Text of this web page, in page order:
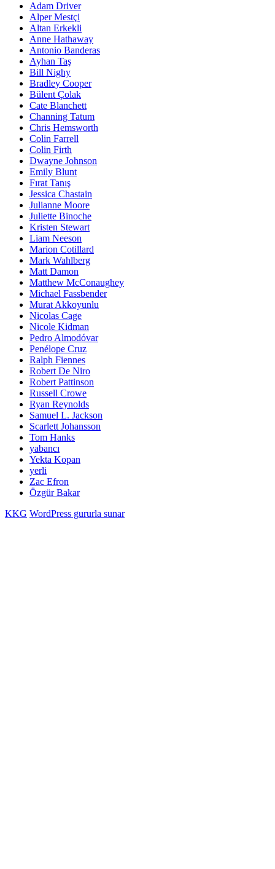
Adam Driver
Alper Mestçi
Altan Erkekli
Anne Hathaway
Antonio Banderas
Ayhan Taş
Bill Nighy
Bradley Cooper
Bülent Çolak
Cate Blanchett
Channing Tatum
Chris Hemsworth
Colin Farrell
Colin Firth
Dwayne Johnson
Emily Blunt
Fırat Tanış
Jessica Chastain
Julianne Moore
Juliette Binoche
Kristen Stewart
Liam Neeson
Marion Cotillard
Mark Wahlberg
Matt Damon
Matthew McConaughey
Michael Fassbender
Murat Akkoyunlu
Nicolas Cage
Nicole Kidman
Pedro Almodóvar
Penélope Cruz
Ralph Fiennes
Robert De Niro
Robert Pattinson
Russell Crowe
Ryan Reynolds
Samuel L. Jackson
Scarlett Johansson
Tom Hanks
yabancı
Yekta Kopan
yerli
Zac Efron
Özgür Bakar
KKG WordPress gururla sunar